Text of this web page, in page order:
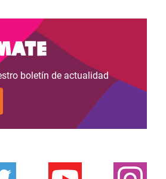
boletín de actualidad